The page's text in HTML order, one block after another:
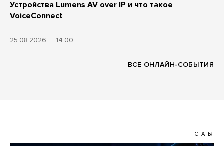
СТАТЬЯ
Устройства Lumens AV over IP и что такое
VoiceConnect
25.08.2026 14:00
ВСЕ ОНЛАЙН-СОБЫТИЯ